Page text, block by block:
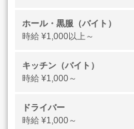
ホール・黒服（バイト）
時給 ¥1,000以上～
キッチン（バイト）
時給 ¥1,000～
ドライバー
時給 ¥1,000～